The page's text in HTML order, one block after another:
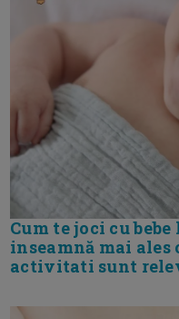
Cum te joci cu
inseamnă mai ales
activitati sunt